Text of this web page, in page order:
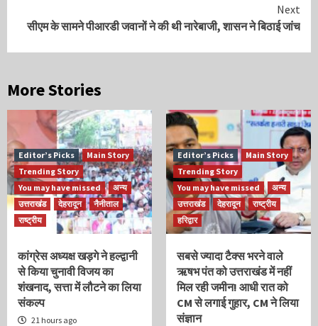
Next
सीएम के सामने पीआरडी जवानों ने की थी नारेबाजी, शासन ने बिठाई जांच
More Stories
Editor’s Picks
Main Story
Trending Story
You may have missed
अन्य
उत्तराखंड
देहरादून
नैनीताल
राष्ट्रीय
कांग्रेस अध्यक्ष खड़गे ने हल्द्वानी
से किया चुनावी विजय का
शंखनाद, सत्ता में लौटने का लिया
संकल्प
21 hours ago
Editor’s Picks
Main Story
Trending Story
You may have missed
अन्य
उत्तराखंड
देहरादून
राष्ट्रीय
हरिद्वार
सबसे ज्यादा टैक्स भरने वाले
ऋषभ पंत को उत्तराखंड में नहीं
मिल रही जमीन! आधी रात को
CM से लगाई गुहार, CM ने लिया
संज्ञान